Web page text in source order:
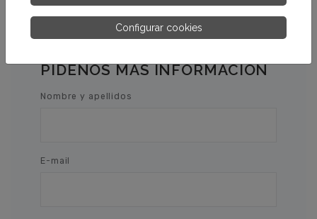
PÍDENOS MÁS INFORMACIÓN
Nombre y apellidos
E-mail
Configurar cookies